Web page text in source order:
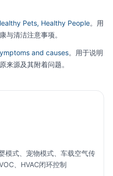
Pets, Healthy People。用
与清洁注意事项。
and causes。用于说明
来源及其附着问题。
模式、宠物模式、车载空气传
、HVAC闭环控制